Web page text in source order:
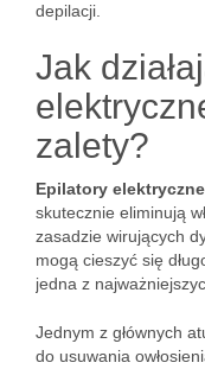
depilacji.
Jak
zalety?
Epilatory elektryczne
skutecznie eliminują
zasadzie wirujących
mogą cieszyć się
jedna z
Jednym z głównych
do usuwania